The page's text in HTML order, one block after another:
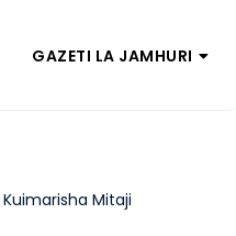
GAZETI LA JAMHURI
Mitaji